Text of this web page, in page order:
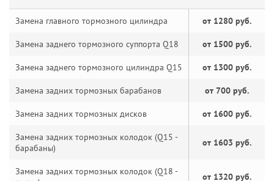
Замена главного тормозного цилиндра от 1280 руб.
Замена заднего тормозного суппорта Q18 от 1500 руб.
Замена заднего тормозного цилиндра Q15 от 1300 руб.
Замена задних тормозных барабанов от 700 руб.
Замена задних тормозных дисков от 1600 руб.
Замена задних тормозных колодок (Q15 -
барабаны)
от 1603 руб.
Замена задних тормозных колодок (Q18 -
от 1320 руб.